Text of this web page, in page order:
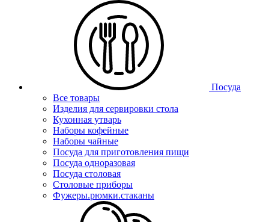
Посуда
Все товары
Изделия для сервировки стола
Кухонная утварь
Наборы кофейные
Наборы чайные
Посуда для приготовления пищи
Посуда одноразовая
Посуда столовая
Столовые приборы
Фужеры.рюмки.стаканы